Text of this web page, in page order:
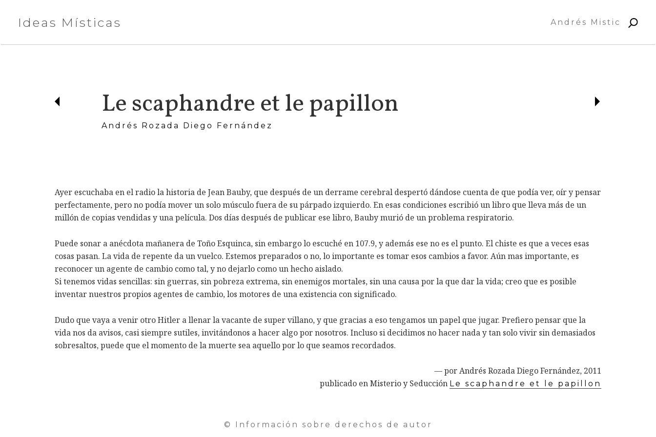
Ideas Místicas Andrés Mistic
Le scaphandre et le papillon
Andrés Rozada Diego Fernández
Ayer escuchaba en el radio la historia de Jean Bauby, que después de un derrame cerebral despertó dándose cuenta de que podía ver, oír y pensar
perfectamente, pero no podía mover un solo músculo fuera de su párpado izquierdo. En esas condiciones escribió un libro que lleva más de un
millón de copias vendidas y una película. Dos días después de publicar ese libro, Bauby murió de un problema respiratorio.
Puede sonar a anécdota mañanera de Toño Esquinca, sin embargo lo escuché en 107.9, y además ese no es el punto. El chiste es que a veces esas
cosas pasan. La vida de repente da un vuelco. Estemos preparados o no, lo importante es tomar esos cambios a favor. Aún mas importante, es
reconocer un agente de cambio como tal, y no dejarlo como un hecho aislado.
Si tenemos vidas sencillas: sin guerras, sin pobreza extrema, sin enemigos mortales, sin una causa por la que dar la vida; creo que es posible
inventar nuestros propios agentes de cambio, los motores de una existencia con significado.
Dudo que vaya a venir otro Hitler a llenar la vacante de super villano, y que gracias a eso tengamos un papel que jugar. Prefiero pensar que la
vida nos da avisos, casi siempre sutiles, invitándonos a hacer algo por nosotros. Incluso si decidimos no hacer nada y tan solo vivir sin demasiados
sobresaltos, puede que el momento de la muerte sea aquello por lo que seamos recordados.
— por Andrés Rozada Diego Fernández, 2011
publicado en Misterio y Seducción Le scaphandre et le papillon
© Información sobre derechos de autor